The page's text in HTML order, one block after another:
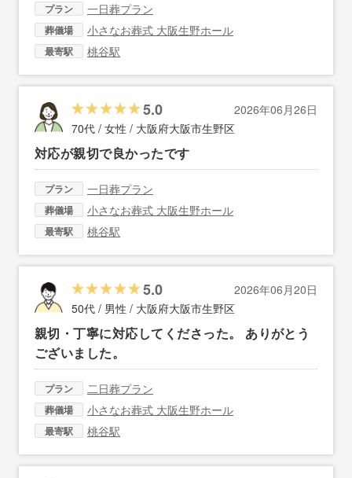
プラン 一日葬プラン
葬儀場 小さなお葬式 大阪生野ホール
最寄駅 桃谷駅
5.0
2026年06月26日
70代 / 女性 / 大阪府大阪市生野区
対応が親切で良かったです
プラン 一日葬プラン
葬儀場 小さなお葬式 大阪生野ホール
最寄駅 桃谷駅
5.0
2026年06月20日
50代 / 男性 / 大阪府大阪市生野区
親切・丁寧に対応してくださった。 ありがとう
ございました。
プラン 二日葬プラン
葬儀場 小さなお葬式 大阪生野ホール
最寄駅 桃谷駅